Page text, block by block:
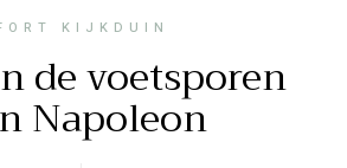
KIJKDUIN
de voetsporen
Napoleon